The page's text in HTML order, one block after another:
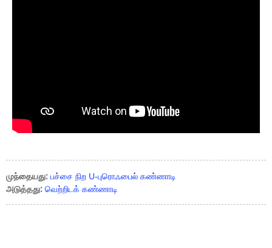
முந்தையது: பச்சை நிற U-புரொஃபைல் கண்ணாடி
அடுத்தது: வெற்றிடக் கண்ணாடி